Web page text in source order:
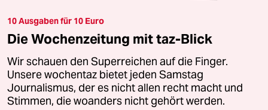
10 Ausgaben für 10 Euro
Die Wochenzeitung mit taz-Blick
Wir schauen den Superreichen auf die Finger.
Unsere wochentaz bietet jeden Samstag
Journalismus, der es nicht allen recht macht und
Stimmen, die woanders nicht gehört werden.